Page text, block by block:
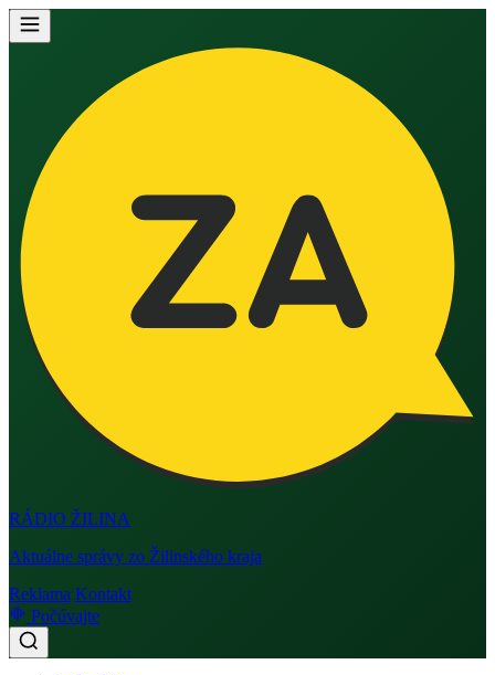
RÁDIO ŽILINA
Aktuálne správy zo Žilinského kraja
Reklama Kontakt
Počúvajte